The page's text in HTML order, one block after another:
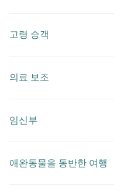
고령 승객
의료 보조
임신부
애완동물을 동반한 여행